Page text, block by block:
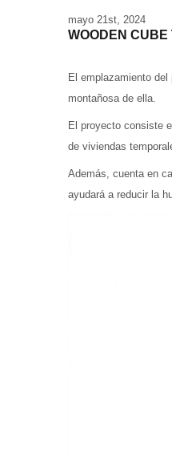
mayo 21st, 2024
WOODEN CUBE
El emplazamiento
montañosa de ella.
El proyecto consiste
de viviendas
Además, cuenta en
ayudará a reducir la